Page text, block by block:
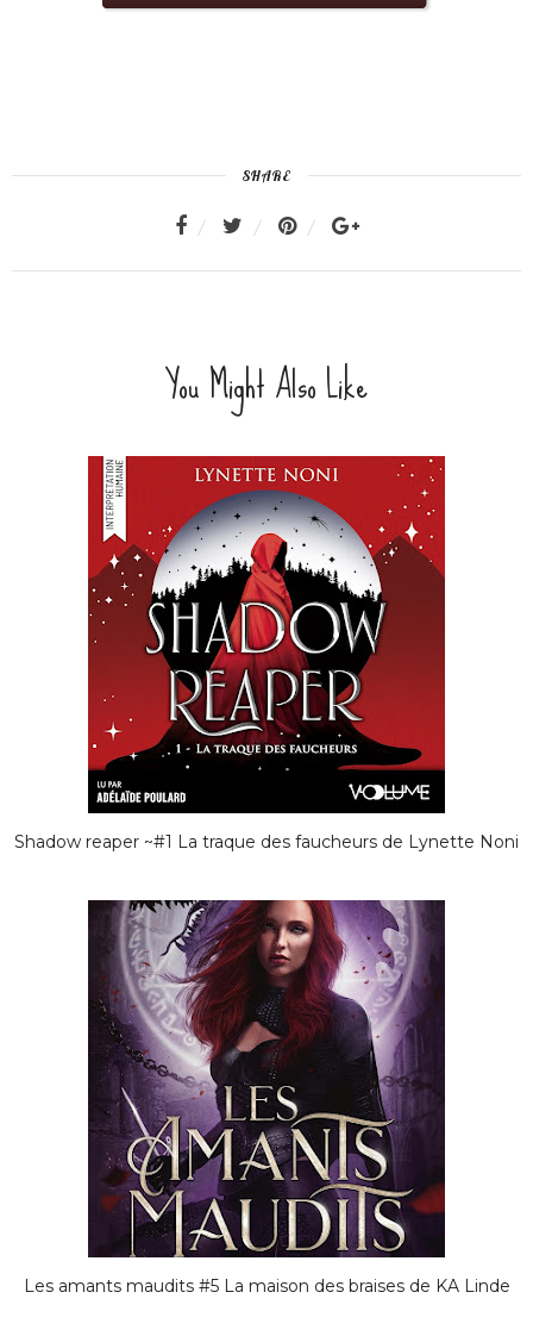
SHARE
You Might Also Like
Shadow reaper ~#1 La traque des faucheurs de Lynette Noni
Les amants maudits #5 La maison des braises de KA Linde